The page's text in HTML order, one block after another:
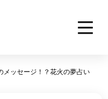
メッセージ！？花火の夢占い